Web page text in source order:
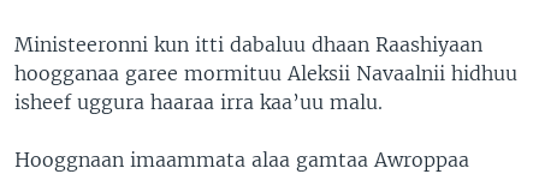
Ministeeronni kun itti dabaluu dhaan Raashiyaan
hoogganaa garee mormituu Aleksii Navaalnii hidhuu
isheef uggura haaraa irra kaa’uu malu.
Hooggnaan imaammata alaa gamtaa Awroppaa